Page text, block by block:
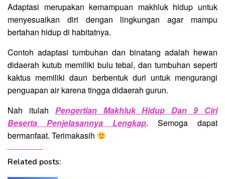
Adaptasi merupakan kemampuan makhluk hidup untuk
menyesuaikan diri dengan lingkungan agar mampu
bertahan hidup di habitatnya.
Contoh adaptasi tumbuhan dan binatang adalah hewan
didaerah kutub memiliki bulu tebal, dan tumbuhan seperti
kaktus memiliki daun berbentuk duri untuk mengurangi
penguapan air karena tingga didaerah gurun.
Nah itulah Pengertian Makhluk Hidup Dan 9 Ciri
Beserta Penjelasannya Lengkap. Semoga dapat
bermanfaat. Terimakasih
Related posts: